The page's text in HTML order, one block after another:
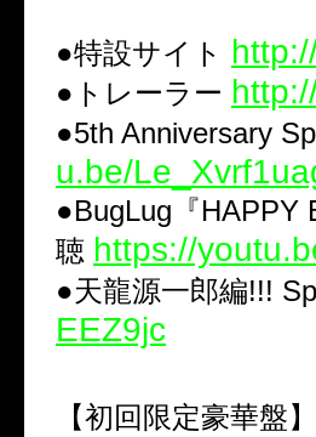
●特設サイト
●トレーラー
●5th Anniversary
u.be/
●BugLug『HAPPY
聴 https://
●天龍源一郎編!!!
EEZ9jc
【初回限定豪華盤